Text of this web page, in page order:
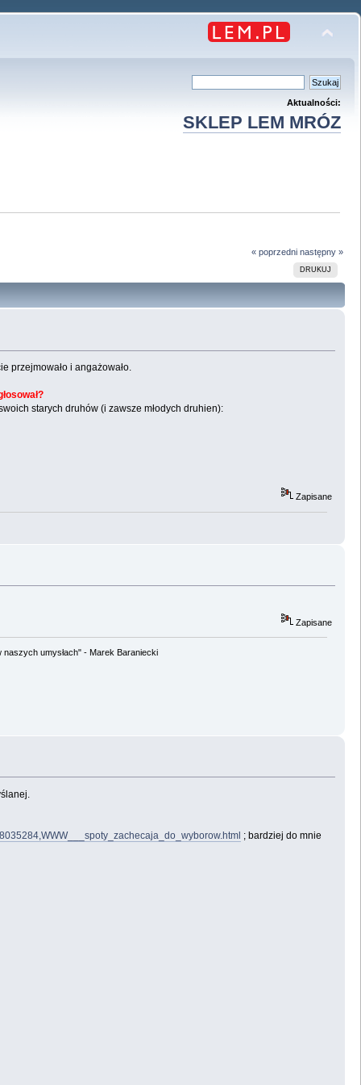
Aktualności:
SKLEP LEM MRÓZ
« poprzedni następny »
DRUKUJ
przejmowało i angażowało.
starych druhów (i zawsze młodych druhien):
Zapisane
Zapisane
umysłach" - Marek Baraniecki
; bardziej do mnie